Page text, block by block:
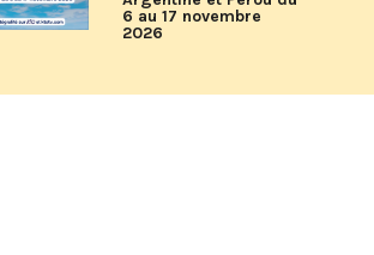
6 au 17 novembre
2026